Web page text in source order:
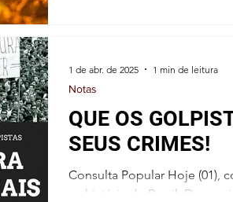
QUE OS
SEUS CRIMES!
Consulta Popular Hoje (01),
na história do Brasil.
Notas
1 de abr. de 2025 1 min de leitura